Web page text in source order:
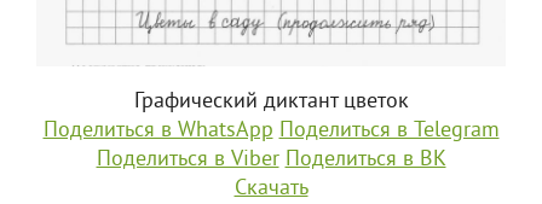
Графический диктант цветок
Поделиться в WhatsApp Поделиться в Telegram
Поделиться в Viber Поделиться в ВК
Скачать